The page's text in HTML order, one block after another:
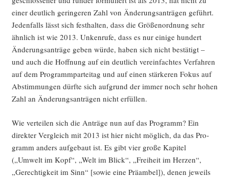
einer deut­lich gerin­ge­ren Zahl von Ände­rungs­an­trä­gen geführt.
Jeden­falls lässt sich fest­hal­ten, dass die Grö­ßen­ord­nung sehr
ähn­lich ist wie 2013. Unken­ru­fe, dass es nur eini­ge hun­dert
Ände­rungs­an­trä­ge geben wür­de, haben sich nicht bestä­tigt –
und auch die Hoff­nung auf ein deut­lich ver­ein­fach­tes Ver­fah­ren
auf dem Pro­gramm­par­tei­tag und auf einen stär­ke­ren Fokus auf
Abstim­mun­gen dürf­te sich auf­grund der immer noch sehr hohen
Zahl an Ände­rungs­an­trä­gen nicht erfüllen.
Wie ver­tei­len sich die Anträ­ge nun auf das Pro­gramm? Ein
direk­ter Ver­gleich mit 2013 ist hier nicht mög­lich, da das Pro­
gramm anders auf­ge­baut ist. Es gibt vier gro­ße Kapi­tel
(„Umwelt im Kopf“, „Welt im Blick“, „Frei­heit im Her­zen“,
„Gerech­tig­keit im Sinn“ [sowie eine Prä­am­bel]), denen jeweils